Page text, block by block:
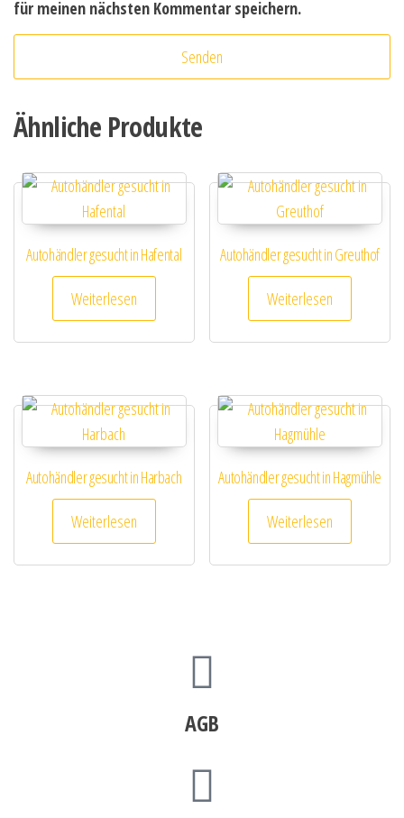
für meinen nächsten Kommentar speichern.
Ähnliche Produkte
Autohändler gesucht in Hafental
Weiterlesen
Autohändler gesucht in Greuthof
Weiterlesen
Autohändler gesucht in Harbach
Weiterlesen
Autohändler gesucht in Hagmühle
Weiterlesen
AGB